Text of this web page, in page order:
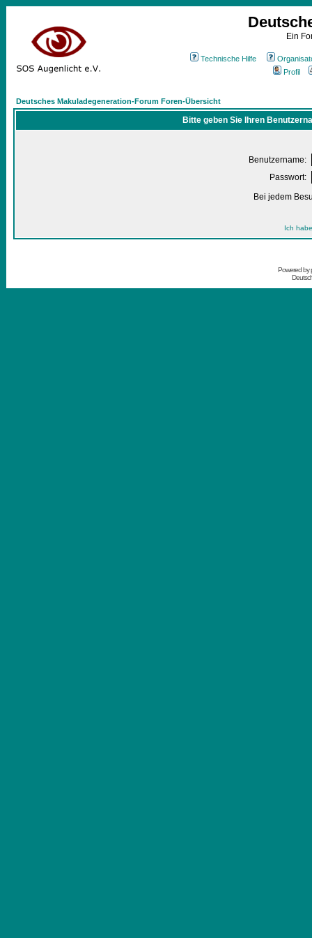
Ein
Technische Hilfe
Profil
Deutsches Makuladegeneration-Forum Foren-Übersicht
Bitte geben Sie Ihren
Benutzername:
Passwort:
Bei jedem
Ich
Powered by